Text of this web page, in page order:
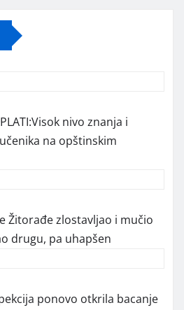
nivo znanja i
na opštinskim
Žitorađe zlostavljao i mučio
drugu, pa uhapšen
ponovo otkrila bacanje